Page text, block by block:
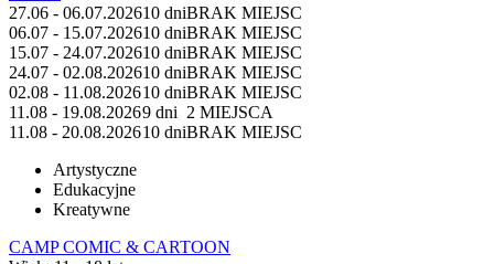
27.06 - 06.07.202610 dniBRAK MIEJSC
06.07 - 15.07.202610 dniBRAK MIEJSC
15.07 - 24.07.202610 dniBRAK MIEJSC
24.07 - 02.08.202610 dniBRAK MIEJSC
02.08 - 11.08.202610 dniBRAK MIEJSC
11.08 - 19.08.20269 dni 2 MIEJSCA
11.08 - 20.08.202610 dniBRAK MIEJSC
Artystyczne
Edukacyjne
Kreatywne
CAMP COMIC & CARTOON